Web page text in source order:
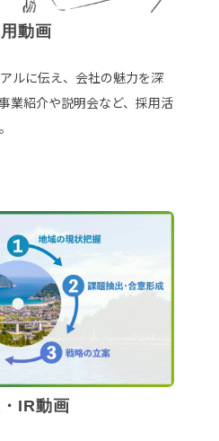
動画
ルに伝え、会社の魅力を深
業紹介や説明会など、採用活
IR動画